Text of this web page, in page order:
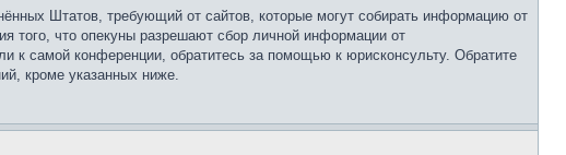
Штатов, требующий от сайтов, которые могут собирать информацию от
того, что опекуны разрешают сбор личной информации от
самой конференции, обратитесь за помощью к юрисконсульту. Обратите
кроме указанных ниже.